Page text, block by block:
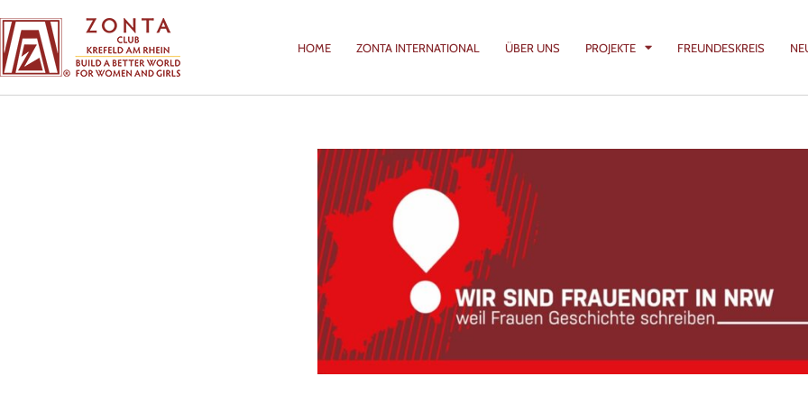
HOME ZONTA INTERNATIONAL ÜBER UNS PROJEKTE FREUNDESKREIS